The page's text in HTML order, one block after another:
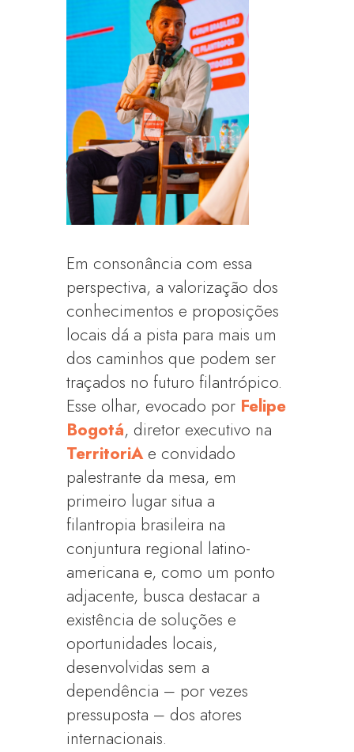
Em consonância com essa
perspectiva, a valorização dos
conhecimentos e proposições
locais dá a pista para mais um
dos caminhos que podem ser
traçados no futuro filantrópico.
Esse olhar, evocado por Felipe
Bogotá, diretor executivo na
TerritoriA e convidado
palestrante da mesa, em
primeiro lugar situa a
filantropia brasileira na
conjuntura regional latino-
americana e, como um ponto
adjacente, busca destacar a
existência de soluções e
oportunidades locais,
desenvolvidas sem a
dependência – por vezes
pressuposta – dos atores
internacionais.